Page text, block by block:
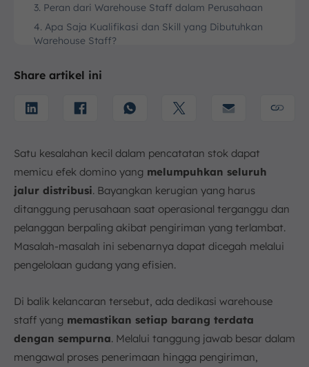
3. Peran dari Warehouse Staff dalam Perusahaan
4. Apa Saja Kualifikasi dan Skill yang Dibutuhkan
Warehouse Staff?
b. Teliti
d. Keterampilan Komunikasi
f. Kemampuan Beradaptasi dan Fleksibilitas
g. Keterampilan Penguasaan Software Gudang
h. Kemampuan untuk Bekerja Secara Mandiri
Maupun dalam Tim
i. Kemampuan untuk Mengikuti Prosedur dan
Instruksi
j. Kemampuan untuk Mengoperasikan Peralatan
Gudang
Prioritas
5. Apa yang Termasuk Lingkup Kerja Warehouse
Staff?
6. Cara Menjadi Staf Gudang?
Share artikel ini
Satu kesalahan kecil dalam pencatatan stok dapat
memicu efek domino yang melumpuhkan seluruh
jalur distribusi. Bayangkan kerugian yang harus
ditanggung perusahaan saat operasional terganggu dan
pelanggan berpaling akibat pengiriman yang terlambat.
Masalah-masalah ini sebenarnya dapat dicegah melalui
pengelolaan gudang yang efisien.
Di balik kelancaran tersebut, ada dedikasi warehouse
staff yang memastikan setiap barang terdata
dengan sempurna. Melalui tanggung jawab besar dalam
mengawal proses penerimaan hingga pengiriman,